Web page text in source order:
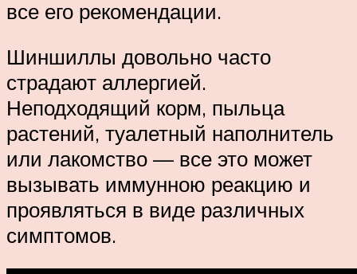
все его рекомендации.
Шиншиллы довольно часто
страдают аллергией.
Неподходящий корм, пыльца
растений, туалетный наполнитель
или лакомство — все это может
вызывать иммунною реакцию и
проявляться в виде различных
симптомов.